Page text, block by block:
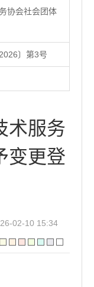
协会社会团体
〕第3号
术服务
变更登
02-10 15:34